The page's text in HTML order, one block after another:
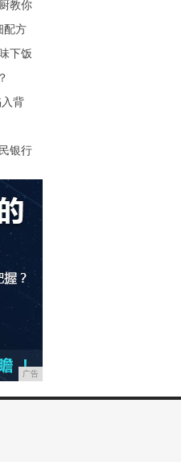
教你
配方
下饭
背
银行
广告